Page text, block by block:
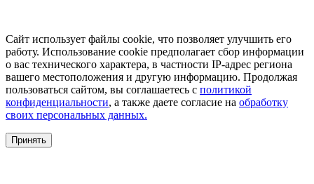
Сайт использует файлы cookie, что позволяет улучшить его
работу. Использование cookie предполагает сбор информации
о вас технического характера, в частности IP-адрес региона
вашего местоположения и другую информацию. Продолжая
пользоваться сайтом, вы соглашаетесь с политикой
конфиденциальности, а также даете согласие на обработку
своих персональных данных.
Принять